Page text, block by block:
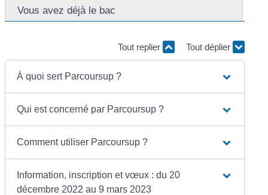
Vous avez déjà le bac
Tout replier Tout déplier
À quoi sert Parcoursup ?
Qui est concerné par Parcoursup ?
Comment utiliser Parcoursup ?
Information, inscription et vœux : du 20
décembre 2022 au 9 mars 2023